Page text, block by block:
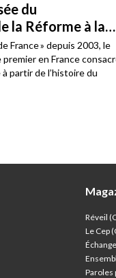
du
la Réforme à la
France » depuis 2003, le
en France
partir de l’histoire du
Réveil
Le Cep
Paroles